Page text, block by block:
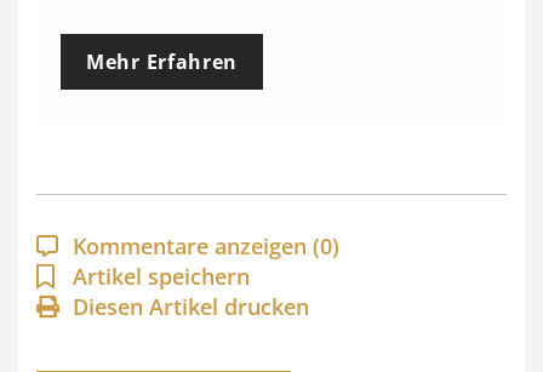
e
p
a
n
n
Mehr Erfahren
Kommentare anzeigen (0)
Artikel speichern
Diesen Artikel drucken